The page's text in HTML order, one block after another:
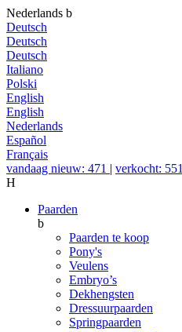
Nederlands b
Deutsch
Deutsch
Deutsch
Italiano
Polski
English
English
Nederlands
Español
Français
vandaag nieuw: 471 | verkocht: 551
H
Paarden
b
Paarden te koop
Pony's
Veulens
Embryo’s
Dekhengsten
Dressuurpaarden
Springpaarden